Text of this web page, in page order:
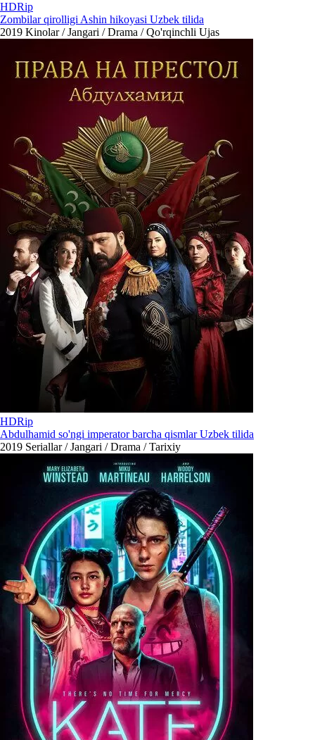
HDRip
Zombilar qirolligi Ashin hikoyasi Uzbek tilida
2019 Kinolar / Jangari / Drama / Qo'rqinchli Ujas
HDRip
Abdulhamid so'ngi imperator barcha qismlar Uzbek tilida
2019 Seriallar / Jangari / Drama / Tarixiy